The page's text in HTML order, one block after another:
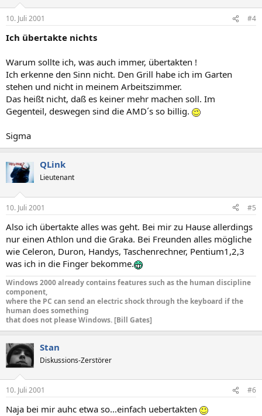
10. Juli 2001 #4
Ich übertakte nichts
Warum sollte ich, was auch immer, übertakten !
Ich erkenne den Sinn nicht. Den Grill habe ich im Garten
stehen und nicht in meinem Arbeitszimmer.
Das heißt nicht, daß es keiner mehr machen soll. Im
Gegenteil, deswegen sind die AMD´s so billig.
Sigma
QLink
Lieutenant
10. Juli 2001 #5
Also ich übertakte alles was geht. Bei mir zu Hause allerdings
nur einen Athlon und die Graka. Bei Freunden alles mögliche
wie Celeron, Duron, Handys, Taschenrechner, Pentium1,2,3
was ich in die Finger bekomme.
Windows 2000 already contains features such as the human discipline
component,
where the PC can send an electric shock through the keyboard if the
human does something
that does not please Windows. [Bill Gates]
Stan
Diskussions-Zerstörer
10. Juli 2001 #6
Naja bei mir auhc etwa so...einfach uebertakten